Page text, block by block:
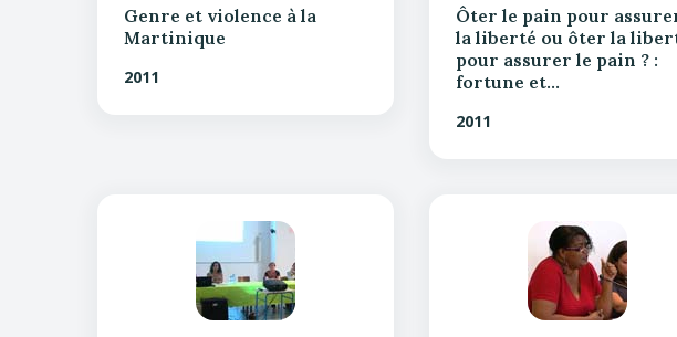
Genre et violence à la
Martinique
2011
Ôter le pain pour
la liberté ou ôter la
pour assurer le pain ? :
fortune et…
2011